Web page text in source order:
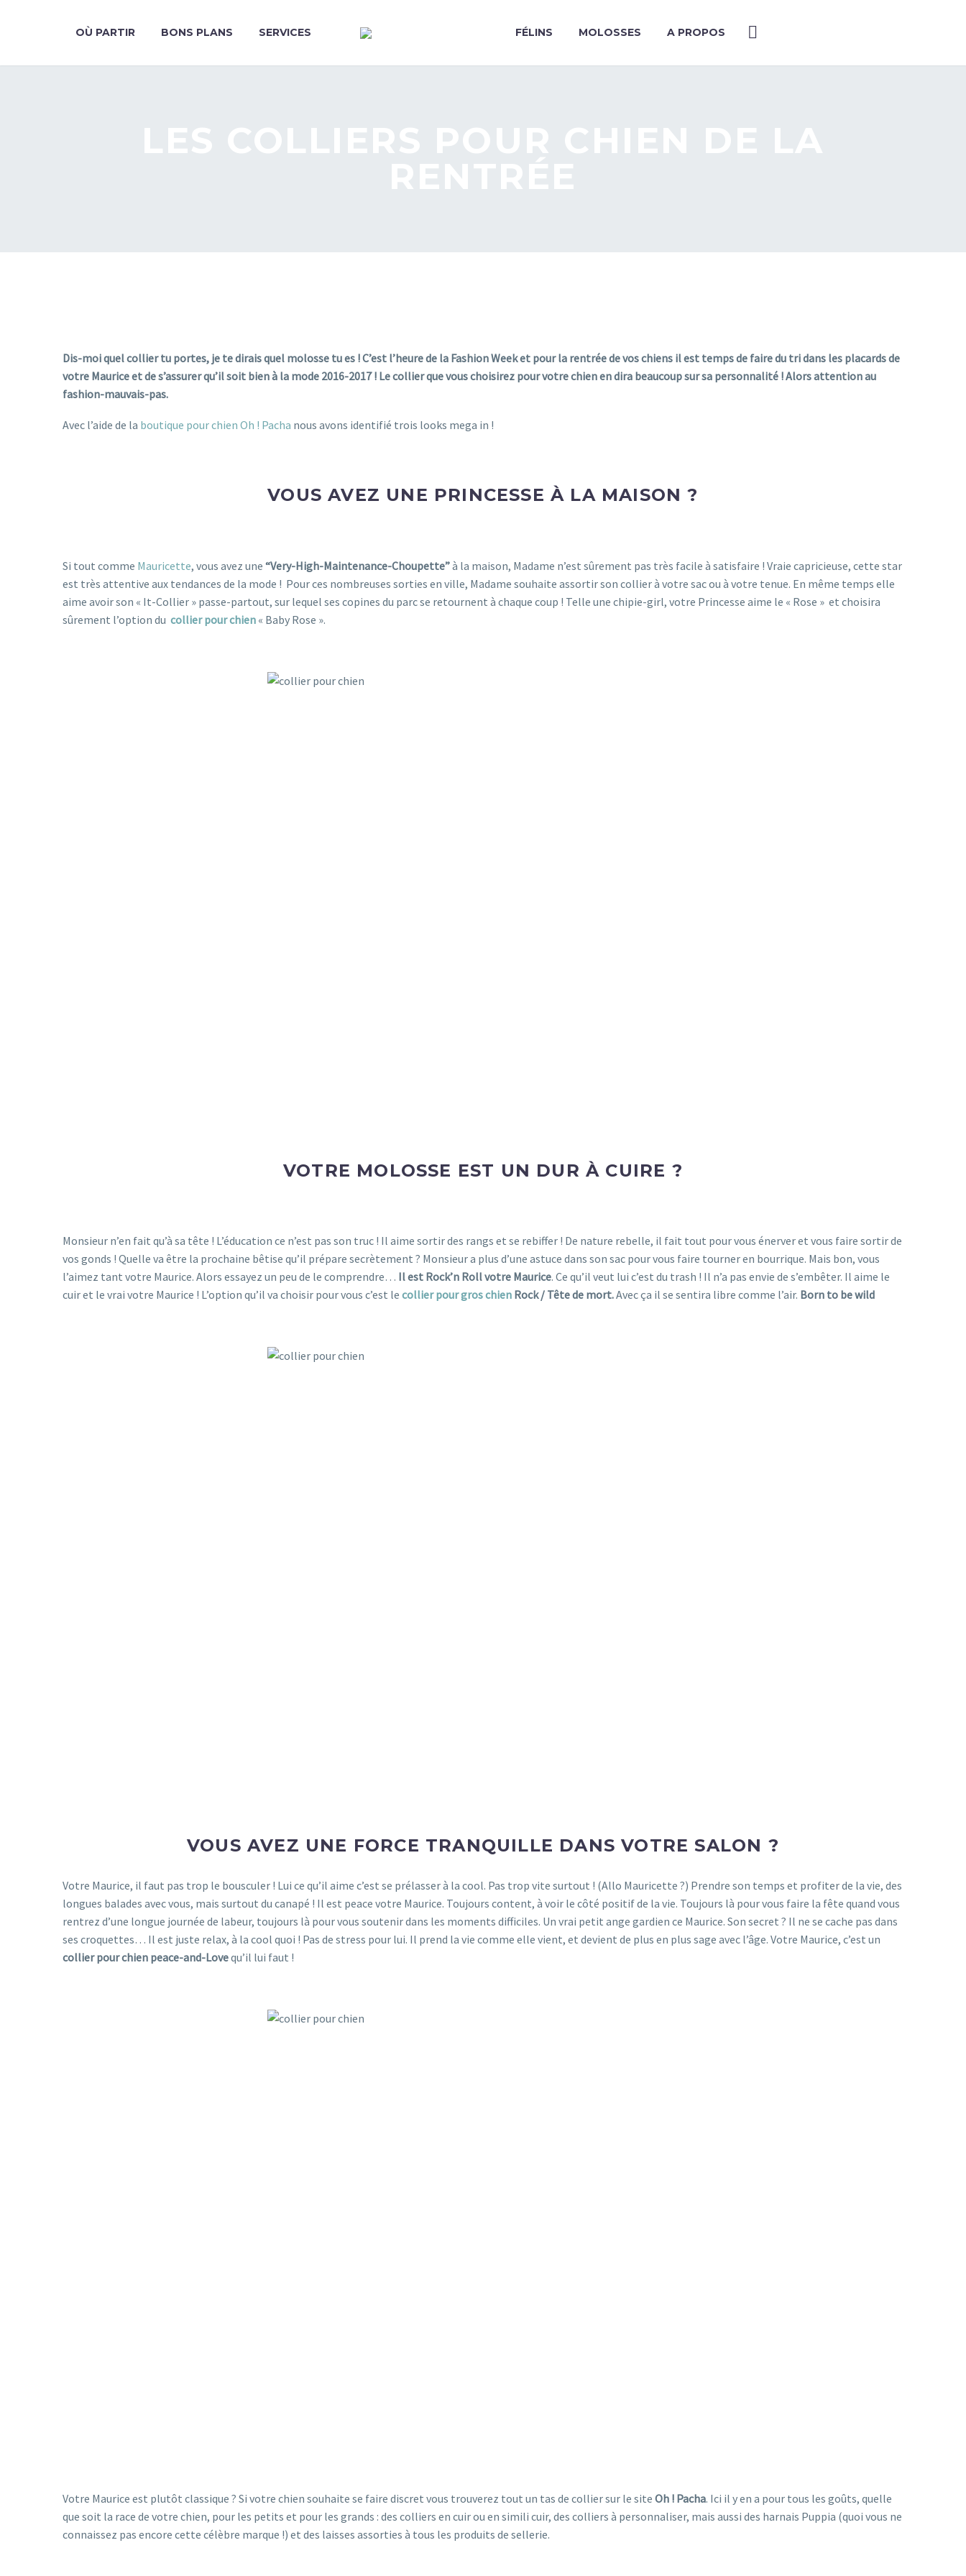
OÙ PARTIR BONS PLANS SERVICES FÉLINS MOLOSSES A PROPOS
Dis-moi quel collier tu portes, je te dirais quel molosse tu es ! C’est l’heure de la Fashion Week et pour la rentrée de vos chiens il est temps de faire du tri dans les placards de
votre Maurice et de s’assurer qu’il soit bien à la mode 2016-2017 ! Le collier que vous choisirez pour votre chien en dira beaucoup sur sa personnalité ! Alors attention au
fashion-mauvais-pas.
Avec l’aide de la boutique pour chien Oh ! Pacha nous avons identifié trois looks mega in !
VOUS AVEZ UNE PRINCESSE À LA MAISON ?
Si tout comme Mauricette, vous avez une “Very-High-Maintenance-Choupette”à la maison, Madame n’est sûrement pas très facile à satisfaire ! Vraie capricieuse, cette star
est très attentive aux tendances de la mode ! Pour ces nombreuses sorties en ville, Madame souhaite assortir son collier à votre sac ou à votre tenue. En même temps elle
aime avoir son « It-Collier » passe-partout, sur lequel ses copines du parc se retournent à chaque coup ! Telle une chipie-girl, votre Princesse aime le « Rose » et choisira
sûrement l’option du collier pour chien « Baby Rose ».
VOTRE MOLOSSE EST UN DUR À CUIRE ?
Monsieur n’en fait qu’à sa tête ! L’éducation ce n’est pas son truc ! Il aime sortir des rangs et se rebiffer ! De nature rebelle, il fait tout pour vous énerver et vous faire sortir de
vos gonds ! Quelle va être la prochaine bêtise qu’il prépare secrètement ? Monsieur a plus d’une astuce dans son sac pour vous faire tourner en bourrique. Mais bon, vous
l’aimez tant votre Maurice. Alors essayez un peu de le comprendre… Il est Rock’n Roll votre Maurice. Ce qu’il veut lui c’est du trash ! Il n’a pas envie de s’embêter. Il aime le
cuir et le vrai votre Maurice ! L’option qu’il va choisir pour vous c’est le collier pour gros chien Rock / Tête de mort.Avec ça il se sentira libre comme l’air. Born to be wild
VOUS AVEZ UNE FORCE TRANQUILLE DANS VOTRE SALON ?
Votre Maurice, il faut pas trop le bousculer ! Lui ce qu’il aime c’est se prélasser à la cool. Pas trop vite surtout ! (Allo Mauricette ?) Prendre son temps et profiter de la vie, des
longues balades avec vous, mais surtout du canapé ! Il est peace votre Maurice. Toujours content, à voir le côté positif de la vie. Toujours là pour vous faire la fête quand vous
rentrez d’une longue journée de labeur, toujours là pour vous soutenir dans les moments difficiles. Un vrai petit ange gardien ce Maurice. Son secret ? Il ne se cache pas dans
ses croquettes… Il est juste relax, à la cool quoi ! Pas de stress pour lui. Il prend la vie comme elle vient, et devient de plus en plus sage avec l’âge. Votre Maurice, c’est un
collier pour chien peace-and-Lovequ’il lui faut !
Votre Maurice est plutôt classique ? Si votre chien souhaite se faire discret vous trouverez tout un tas de collier sur le site Oh ! Pacha. Ici il y en a pour tous les goûts, quelle
que soit la race de votre chien, pour les petits et pour les grands : des colliers en cuir ou en simili cuir, des colliers à personnaliser, mais aussi des harnais Puppia (quoi vous ne
connaissez pas encore cette célèbre marque !) et des laisses assorties à tous les produits de sellerie.